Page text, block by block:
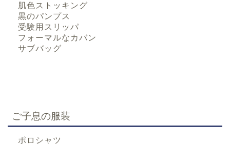
肌色ストッキング
黒のパンプス
受験用スリッパ
フォーマルなカバン
サブバッグ
ご子息の服装
ポロシャツ